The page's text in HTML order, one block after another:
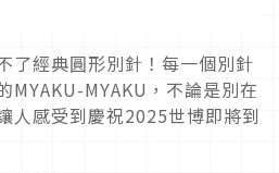
了經典圓形別針！每一個別針
MYAKU-MYAKU，不論是別在
人感受到慶祝2025世博即將到